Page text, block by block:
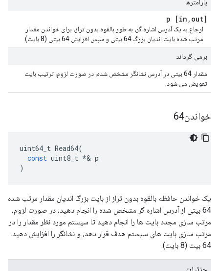
پارامترها
[in
, out] p
ارجاع به یک آدرس اشاره گر، به طور بالقوه بدون تراز، برای خواندن مقدار
مرتب شده بایت اندیان بزرگ 64 بیتی و سپس افزایش 64 بیتی (8 بایت).
برمی گرداند
مقدار 64 بیتی در آدرس نشانگر مشخص شده، در صورت لزوم، ترتیب بایت
تعویض می شود.
خواندن64
uint64_t Read64(
const uint8_t *& p
)
یک خواندن حافظه بالقوه بدون تراز از بایت بزرگ اندیان مقدار مرتب شده
64 بیتی از آدرس اشاره گر مشخص شده را انجام دهید، در صورت لزوم،
مرتب سازی مجدد بایت ها را انجام دهید تا سیستم مورد نظر مقدار را در
مرتب سازی بایت های سیستم هدف قرار دهد، و نشانگر را افزایش دهید.
64 بیت (8 بایت).